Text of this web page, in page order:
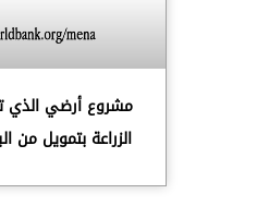
مشروع أرضي الذي
الزراعة بتمويل من